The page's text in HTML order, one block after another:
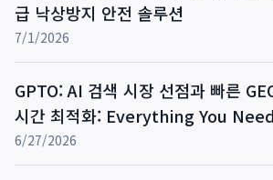
급 낙상방지 안전 솔루션
7/1/2026
GPTO: AI 검색 시장 선점과 빠른
시간 최적화: Everything You
6/27/2026